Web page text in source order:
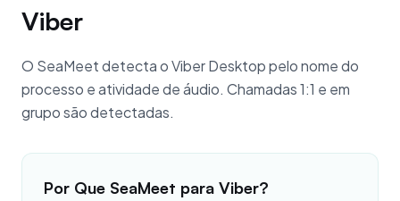
Viber
O SeaMeet detecta o Viber Desktop pelo nome do
processo e atividade de áudio. Chamadas 1:1 e em
grupo são detectadas.
Por Que SeaMeet para Viber?